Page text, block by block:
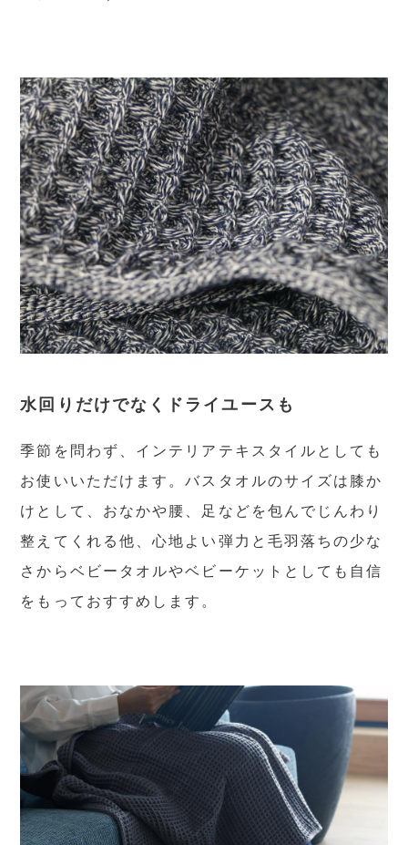
水回りだけでなくドライユースも
季節を問わず、インテリアテキスタイルとしても
お使いいただけます。バスタオルのサイズは膝か
けとして、おなかや腰、足などを包んでじんわり
整えてくれる他、心地よい弾力と毛羽落ちの少な
さからベビータオルやベビーケットとしても自信
をもっておすすめします。